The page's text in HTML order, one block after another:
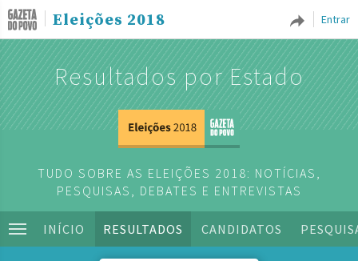
Entrar
Eleições 2018
Resultados por Estado
TUDO SOBRE AS ELEIÇÕES 2018: NOTÍCIAS,
PESQUISAS, DEBATES E ENTREVISTAS
INÍCIO RESULTADOS CANDIDATOS